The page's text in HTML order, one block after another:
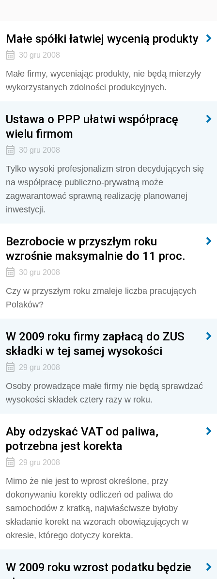
Małe spółki łatwiej wycenią produkty
30 gru 2008
Małe firmy, wyceniając produkty, nie będą mierzyły
wykorzystanych zdolności produkcyjnych.
Ustawa o PPP ułatwi współpracę
wielu firmom
30 gru 2008
Tylko wysoki profesjonalizm stron decydujących się
na współpracę publiczno-prywatną może
zagwarantować sprawną realizację planowanej
inwestycji.
Bezrobocie w przyszłym roku
wzrośnie maksymalnie do 11 proc.
30 gru 2008
Czy w przyszłym roku zmaleje liczba pracujących
Polaków?
W 2009 roku firmy zapłacą do ZUS
składki w tej samej wysokości
29 gru 2008
Osoby prowadzące małe firmy nie będą sprawdzać
wysokości składek cztery razy w roku.
Aby odzyskać VAT od paliwa,
potrzebna jest korekta
29 gru 2008
Mimo że nie jest to wprost określone, przy
dokonywaniu korekty odliczeń od paliwa do
samochodów z kratką, najwłaściwsze byłoby
składanie korekt na wzorach obowiązujących w
okresie, którego dotyczy korekta.
W 2009 roku wzrost podatku będzie